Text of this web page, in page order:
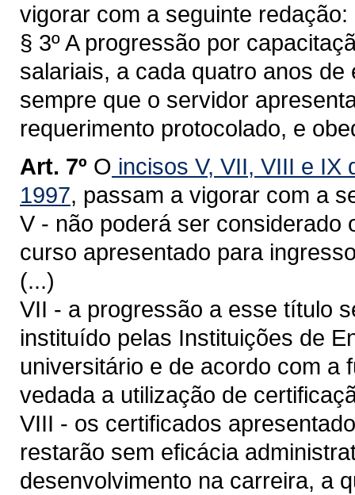
vigorar com a seguinte redação:
§ 3º A progressão por
salariais, a cada quatro anos
sempre que o servidor
requerimento protocolado, e
Art. 7º O incisos V, VII, VIII e IX
1997, passam a vigorar com a
V - não poderá ser considerado
curso apresentado para
(...)
VII - a progressão a esse título
instituído pelas Instituições de
universitário e de acordo com a
vedada a utilização de
VIII - os certificados
restarão sem eficácia
desenvolvimento na carreira, a